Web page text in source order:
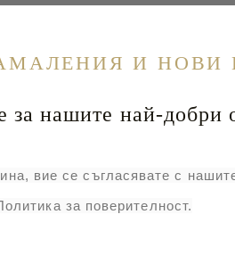
BEIGE
Обувки 9-
И НОВИ
нашите най-добри
вие се съгласявате с
за поверителност.